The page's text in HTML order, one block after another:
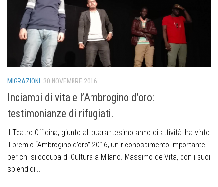
MIGRAZIONI 30 NOVEMBRE 2016
Inciampi di vita e l’Ambrogino d’oro:
testimonianze di rifugiati.
Il Teatro Officina, giunto al quarantesimo anno di attività, ha vinto
il premio “Ambrogino d’oro” 2016, un riconoscimento importante
per chi si occupa di Cultura a Milano. Massimo de Vita, con i suoi
splendidi...